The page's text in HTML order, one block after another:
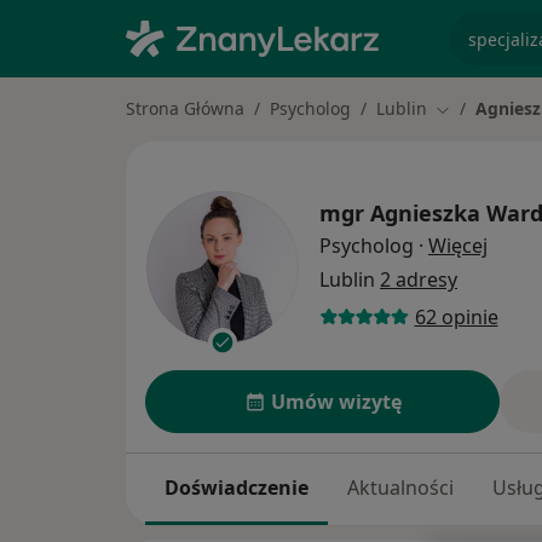
Strona Główna Psycholog Lublin Zmień
mgr Agnieszka
Psycholog · Więcej
Lublin 2 adresy
62 opinie
Umów wizytę
Doświadczenie Aktualności